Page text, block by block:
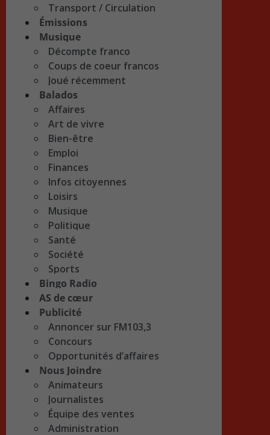
Transport / Circulation
Émissions
Musique
Décompte franco
Coups de coeur francos
Joué récemment
Balados
Affaires
Art de vivre
Bien-être
Emploi
Finances
Infos citoyennes
Loisirs
Musique
Politique
Santé
Société
Sports
Bingo Radio
AS de cœur
Publicité
Annoncer sur FM103,3
Concours
Opportunités d’affaires
Nous Joindre
Animateurs
Journalistes
Équipe des ventes
Administration